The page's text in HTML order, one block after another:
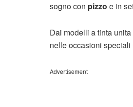
sogno con pizzo e in
Dai modelli a tinta
nelle occasioni speciali
Advertisement